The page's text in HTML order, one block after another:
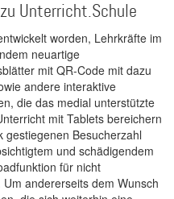
Unterricht.Schule
worden, Lehrkräfte im
neuartige
mit QR-Code mit dazu
andere interaktive
die das medial unterstützte
mit Tablets bereichern
gestiegenen Besucherzahl
und schädigendem
für nicht
andererseits dem Wunsch